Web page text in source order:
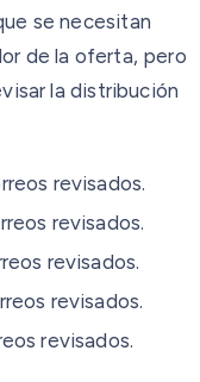
se necesitan
de la oferta, pero
la distribución
revisados.
revisados.
revisados.
revisados.
revisados.